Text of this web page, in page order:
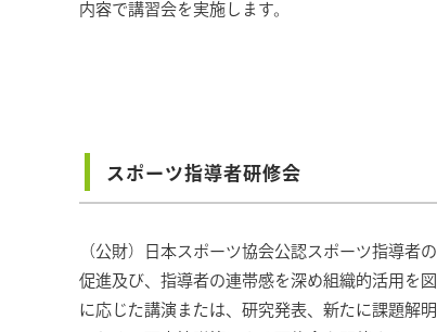
内容で講習会を実施します。
スポーツ指導者研修会
（公財）日本スポーツ協会公認スポーツ指導者
促進及び、指導者の連帯感を深め組織的活用を
に応じた講演または、研究発表、新たに課題解